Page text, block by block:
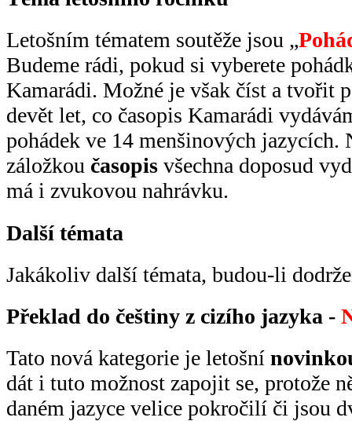
Letošním tématem soutěže jsou „
Budeme rádi, pokud si vyberete
Kamarádi. Možné je však číst a tvořit
devět let, co časopis Kamarádi
pohádek ve 14 menšinových jazycích.
záložkou časopis všechna doposud
má i zvukovou nahrávku.
Další témata
Jakákoliv další témata, budou-li
Překlad do češtiny z cizího jazyka -
Tato nová kategorie je letošní
dát i tuto možnost zapojit se, protože
daném jazyce velice pokročilí či jsou